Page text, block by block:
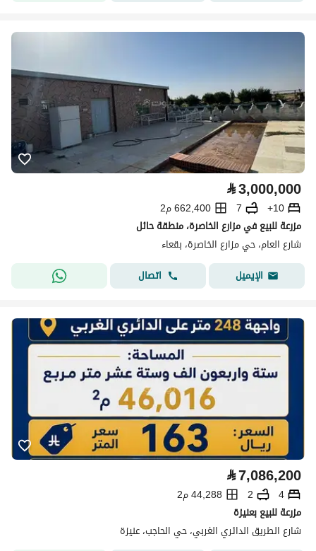
⃁3,000,000
10+
7
662,400 م2
مزرعة للبيع في مزارع الخاصرة، منطقة حائل
شارع العام، حي مزارع الخاصرة، بقعاء
الإيميل
اتصال
⃁7,086,200
4
2
44,288 م2
مزرعة للبيع بعنيزة
شارع الطريق الدائري الغربي، حي الحاجب، عنيزة